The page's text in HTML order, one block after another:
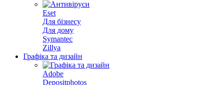
Eset
Для бізнесу
Для дому
Symantec
Zillya
Графіка та дизайн
Adobe
Depositphotos